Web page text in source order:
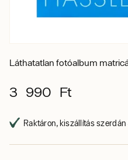
Láthatatlan fotóalbum
3 990 Ft
Raktáron, kiszállítás szerdán